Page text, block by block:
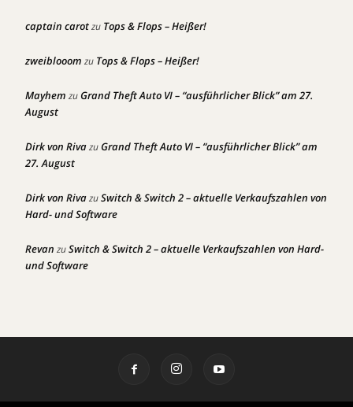
captain carotzu Tops & Flops – Heißer!
zweiblooom zu Tops & Flops – Heißer!
Mayhem zuGrand Theft Auto VI – “ausführlicher Blick” am 27.
August
Dirk von RivazuGrand Theft Auto VI – “ausführlicher Blick” am
27. August
Dirk von RivazuSwitch & Switch 2 – aktuelle Verkaufszahlen von
Hard- und Software
Revan zuSwitch & Switch 2 – aktuelle Verkaufszahlen von Hard-
und Software